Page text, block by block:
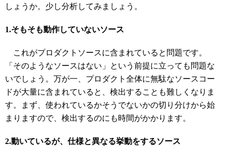
しょうか。少し分析してみましょう。
1.そもそも動作していないソース
これがプロダクトソースに含まれていると問題です。
「そのようなソースはない」という前提に立っても問題な
いでしょう。万が一、プロダクト全体に無駄なソースコー
ドが大量に含まれていると、検出することも難しくなりま
す。まず、使われているかそうでないかの切り分けから始
まりますので、検出するのにも時間がかかります。
2.動いているが、仕様と異なる挙動をするソース